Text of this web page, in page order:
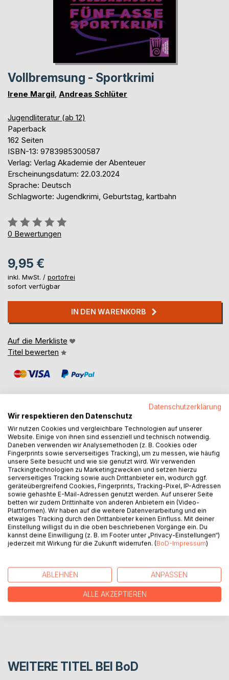
Vollbremsung - Sportkrimi
Irene Margil, Andreas Schlüter
Jugendliteratur (ab 12)
Paperback
162 Seiten
ISBN-13: 9783985300587
Verlag: Verlag Akademie der Abenteuer
Erscheinungsdatum: 22.03.2024
Sprache: Deutsch
Schlagworte: Jugendkrimi, Geburtstag, kartbahn
Bewertung::
0%
0 Bewertungen
9,95 €
inkl. MwSt. / portofrei
sofort verfügbar
IN DEN WARENKORB
Auf die Merkliste
Titel bewerten
BESCHREIBUNG
Michael feiert seinen Geburtstag auf der
Kartbahn. Dort versorgen ihn der 15-jährige
Patrick und dessen Kumpels mit Tuning-
Tipps.
Eines Tages wird Jabali auf dem Rad fast
umgefahren. Was hat Patrick damit zu tun?
AUTOR/IN
PRESSESTIMMEN
WEITERE TITEL BEI BoD
Datenschutzerklärung
Wir respektieren den Datenschutz
Wir nutzen Cookies und vergleichbare Technologien auf unserer
Website. Einige von ihnen sind essenziell und technisch notwendig.
Daneben verwenden wir Analysemethoden (z. B. Cookies oder
Fingerprints sowie serverseitiges Tracking), um zu messen, wie häufig
unsere Seite besucht und wie sie genutzt wird. Wir verwenden
Trackingtechnologien zu Marketingzwecken und setzen hierzu
serverseitiges Tracking sowie auch Drittanbieter ein, wodurch ggf.
geräteübergreifend Cookies, Fingerprints, Tracking-Pixel, IP-Adressen
sowie gehashte E-Mail-Adressen genutzt werden. Auf unserer Seite
betten wir zudem Drittinhalte von anderen Anbietern ein (Video-
Plattformen). Wir haben auf die weitere Datenverarbeitung und ein
etwaiges Tracking durch den Drittanbieter keinen Einfluss. Mit deiner
Einstellung willigst du in die oben beschriebenen Vorgänge ein. Du
kannst deine Einwilligung (z. B. im Footer unter „Privacy-Einstellungen“)
jederzeit mit Wirkung für die Zukunft widerrufen. (BoD-Impressum)
ABLEHNEN ANPASSEN
ALLE AKZEPTIEREN